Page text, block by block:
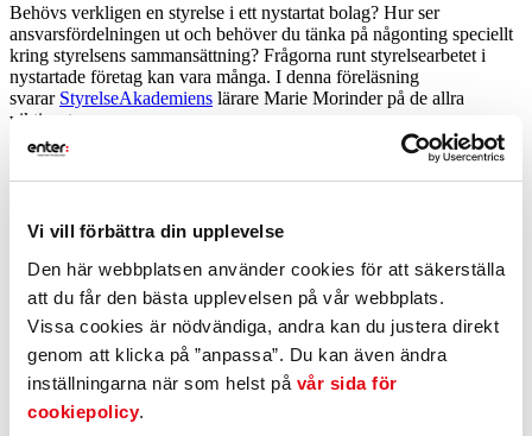
Vi vill förbättra din upplevelse
Den här webbplatsen använder cookies för att säkerställa
att du får den bästa upplevelsen på vår webbplats.
Vissa cookies är nödvändiga, andra kan du justera direkt
genom att klicka på ”anpassa”. Du kan även ändra
inställningarna när som helst på vår sida för
cookiepolicy.
Behövs verkligen en styrelse i ett nystartat bolag? Hur ser
ansvarsfördelningen ut och behöver du tänka på någonting speciellt
kring styrelsens sammansättning? Frågorna runt styrelsearbetet i
nystartade företag kan vara många. I denna föreläsning
svarar StyrelseAkademiens lärare Marie Morinder på de allra
viktigaste.
Vill du veta mer om hur en styrelse kan hjälpa ditt bolag att växa och
bli lönsamt? Vad du du som ägare behöver tänka på? Då är det här
• Varför ska ett nystartat företag ha en styrelse?
• De olika rollerna i en bolagsstyrning och deras olika uppdrag,
framför allt i ägardrivna bolag där samma person agerar på flera av
dessa nivåer.
• Ägare och ägardirektiv. Vad är det och hur ser det ut?
• Ansvarsfrågor när du sitter i en styrelse
• Hur kan du tänka kring styrelsens sammansättning, ersättning och